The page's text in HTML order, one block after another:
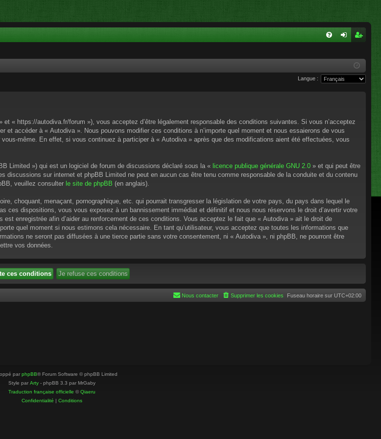
xi
cri
pti
Langue :
« https://autodiva.fr/forum »), vous acceptez d’être légalement responsable des conditions suivantes. Si vous n’acceptez
accéder à « Autodiva ». Nous pouvons modifier ces conditions à n’importe quel moment et nous essaierons de vous
même. En effet, si vous continuez à participer à « Autodiva » après que des modifications aient été effectuées, vous
Limited ») qui est un logiciel de forum de discussions déclaré sous la « licence publique générale GNU 2.0 » et qui peut être
discussions sur internet et phpBB Limited ne peut en aucun cas être tenu comme responsable de la conduite et du contenu
veuillez consulter le site de phpBB (en anglais).
choquant, menaçant, pornographique, etc. qui pourrait transgresser la législation de votre pays, du pays dans lequel le
ces dispositions, vous vous exposez à un bannissement immédiat et définitif et nous nous réservons le droit d’avertir votre
enregistrée afin d’aider au renforcement de ces conditions. Vous acceptez le fait que « Autodiva » ait le droit de
quel moment si nous estimons cela nécessaire. En tant qu’utilisateur, vous acceptez que toutes les informations que
ne seront pas diffusées à une tierce partie sans votre consentement, ni « Autodiva », ni phpBB, ne pourront être
vos données.
Fuseau horaire sur UTC+02:00
Supprimer les cookies
Nous contacter
par phpBB® Forum Software © phpBB Limited
Style par Arty - phpBB 3.3 par MrGaby
Traduction française officielle ©Qiaeru
Confidentialité | Conditions